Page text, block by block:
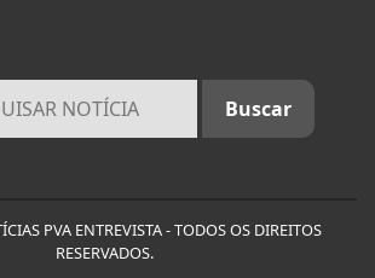
PVA ENTREVISTA - TODOS OS DIREITOS
RESERVADOS.
e Privacidade